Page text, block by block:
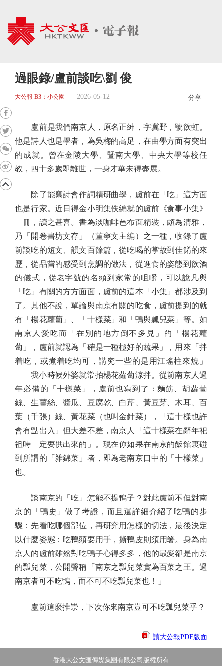
過眼錄/盧前談吃\劉 俊
大公報 B3：小公園 2026-05-12 分享
盧前是我們南京人，原名正紳，字冀野，號飲虹。
他是詩人也是學者，為吳梅的高足，在曲學方面有突出
的成就。曾在金陵大學、暨南大學、中央大學等校任
教，四十多歲即離世，一身才華未得盡展。
除了能寫詩會作詞精研曲學，盧前在「吃」這方面
也是行家。近日得金小明集佚編就的盧前《食事小集》
一冊，讀之甚喜。書為淡咖啡色布面精裝，頗為清雅，
乃「開卷書坊文存」（董寧文主編）之一種，收錄了盧
前談吃的短文、韻文百餘篇，從吃喝的掌故到佳餚的來
歷，從品嘗的感受到烹調的做法，從進食的姿態到飲酒
的儀式，從老字號的名頭到家常的咀嚼，可以說凡與
「吃」有關的方方面面，盧前的這本「小集」都涉及到
了。其他不說，單論與南京有關的吃食，盧前提到的就
有「楊花蘿蔔」、「十樣菜」和「鴨與瓢兒菜」等。如
南京人愛吃而「在別的地方倒不多見」的「楊花蘿
蔔」，盧前就認為「確是一種極好的蔬果」，用來「拌
着吃，或煮着吃均可，講究一些的是用江瑤柱來燒」
——我小時候外婆就常拍楊花蘿蔔涼拌。從前南京人過
年必備的「十樣菜」，盧前也寫到了：麵筋、胡蘿蔔
絲、生薑絲、醬瓜、豆腐乾、白芹、黃豆芽、木耳、百
葉（千張）絲、黃花菜（也叫金針菜），「這十樣也許
會有點出入」但大差不差，南京人「這十樣菜在辭年祀
祖時一定要供出來的」。現在你如果在南京的飯館裏碰
到所謂的「雜錦菜」者，即為老南京口中的「十樣菜」
也。
談南京的「吃」怎能不提鴨子？對此盧前不但對南
京的「鴨史」做了考證，而且還詳細介紹了吃鴨的步
驟：先看吃哪個部位，再研究用怎樣的切法，最後決定
以什麼姿態：吃鴨頭要用手，撕鴨皮則須用箸。身為南
京人的盧前雖然對吃鴨子心得多多，他的最愛卻是南京
的瓢兒菜，公開聲稱「南京之瓢兒菜實為百菜之王。過
南京者可不吃鴨，而不可不吃瓢兒菜也！」
盧前這麼推崇，下次你來南京豈可不吃瓢兒菜乎？
讀大公報PDF版面
香港大公文匯傳媒集團有限公司版權所有